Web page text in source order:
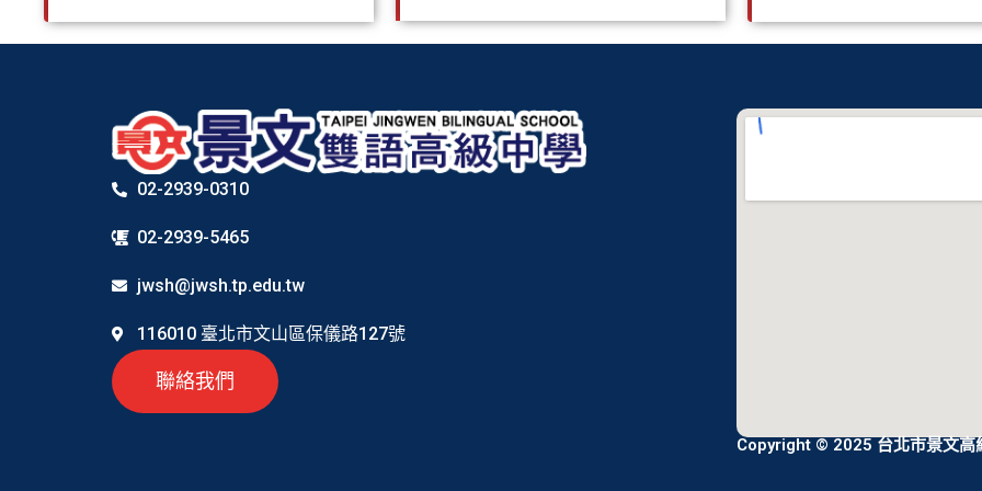
02-2939-0310
02-2939-5465
jwsh@jwsh.tp.edu.tw
116010 臺北市文山區保儀路127號
聯絡我們
Copyright © 2025 台北市景文高